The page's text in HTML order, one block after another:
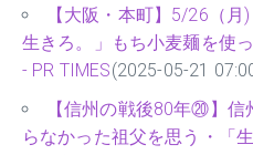
【大阪・本町】5/26（月
生きろ。」もち小麦麺を使
- PR TIMES(2025-05-21
【信州の戦後80年⑳】
らなかった祖父を思う・「